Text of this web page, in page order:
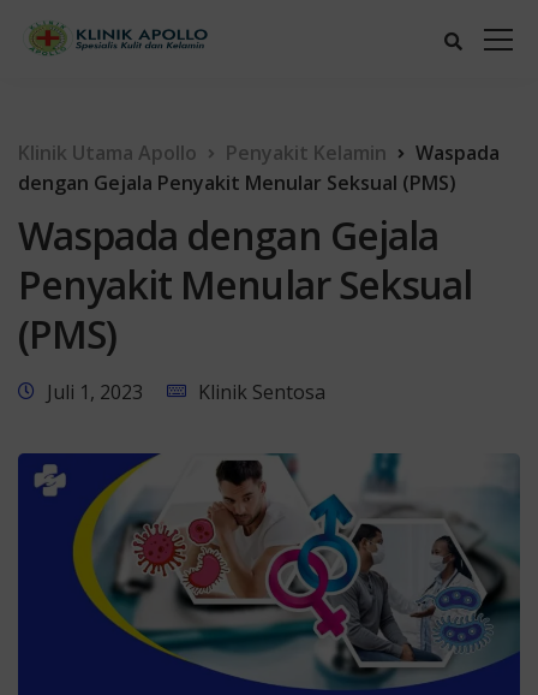
Klinik Utama Apollo Penyakit Kelamin
Waspada
dengan Gejala Penyakit Menular Seksual (PMS)
Waspada dengan Gejala
Penyakit Menular Seksual
(PMS)
Juli 1, 2023 Klinik Sentosa